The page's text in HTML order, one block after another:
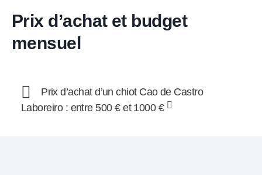
Prix d’achat et budget
mensuel
Prix d’achat d’un chiot Cao de Castro
Laboreiro : entre 500 € et 1000 €